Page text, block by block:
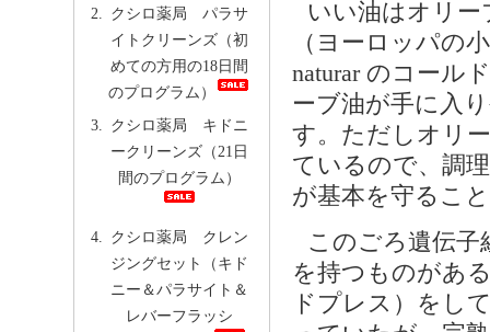
いい油はオリ
（ヨーロッパの
naturar のコール
ーブ油が手に入
す。ただしオリ
ているので、調
が基本を守るこ
このごろ遺伝子
を持つものがあ
ドプレス）をし
クシロ薬局 パラサ
イトクリーンズ（初
めての方用の18日間
のプログラム）
クシロ薬局 キドニ
ークリーンズ（21日
間のプログラム）
クシロ薬局 クレン
ジングセット（キド
ニー＆パラサイト＆
レバーフラッシ